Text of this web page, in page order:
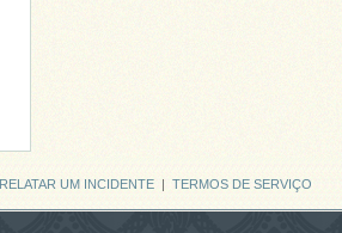
RELATAR UM INCIDENTE TERMOS DE SERVIÇO